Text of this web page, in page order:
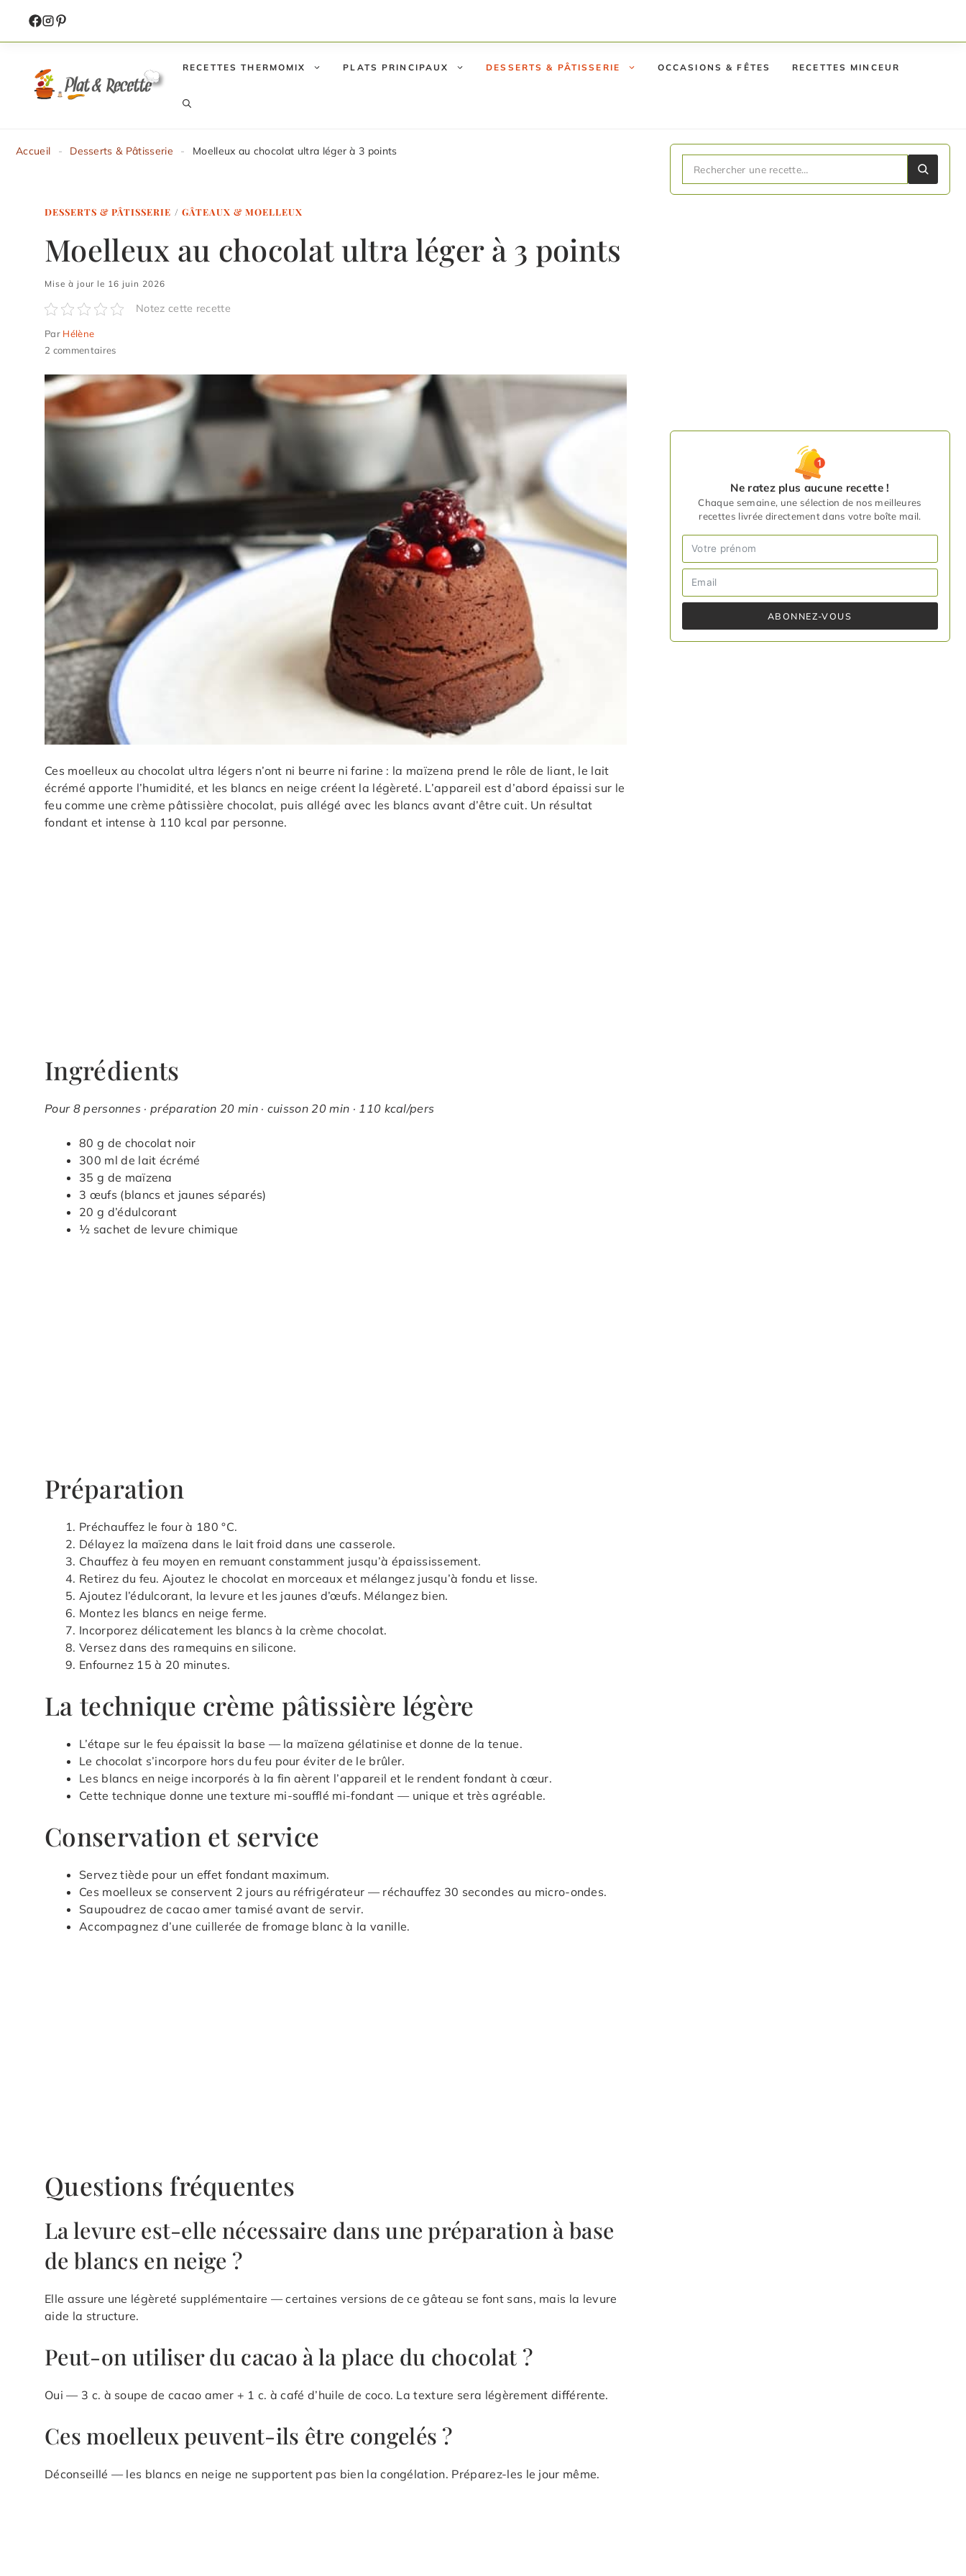
contenu
RECETTES THERMOMIX PLATS PRINCIPAUX DESSERTS & PÂTISSERIE OCCASIONS & FÊTES RECETTES MINCEUR
Accueil - Desserts & Pâtisserie - Moelleux au chocolat ultra léger à 3 points
DESSERTS & PÂTISSERIE / GÂTEAUX & MOELLEUX
Moelleux au chocolat ultra léger à 3 points
Mise à jour le 16 juin 2026
Notez cette recette
Par Hélène
2 commentaires
Ces moelleux au chocolat ultra légers n’ont ni beurre ni farine : la maïzena prend le rôle de liant, le lait
écrémé apporte l’humidité, et les blancs en neige créent la légèreté. L’appareil est d’abord épaissi sur le
feu comme une crème pâtissière chocolat, puis allégé avec les blancs avant d’être cuit. Un résultat
fondant et intense à 110 kcal par personne.
Ingrédients
Pour 8 personnes · préparation 20 min · cuisson 20 min · 110 kcal/pers
80 g de chocolat noir
300 ml de lait écrémé
35 g de maïzena
3 œufs (blancs et jaunes séparés)
20 g d’édulcorant
½ sachet de levure chimique
Préparation
Préchauffez le four à 180 °C.
Délayez la maïzena dans le lait froid dans une casserole.
Chauffez à feu moyen en remuant constamment jusqu’à épaississement.
Retirez du feu. Ajoutez le chocolat en morceaux et mélangez jusqu’à fondu et lisse.
Ajoutez l’édulcorant, la levure et les jaunes d’œufs. Mélangez bien.
Montez les blancs en neige ferme.
Incorporez délicatement les blancs à la crème chocolat.
Versez dans des ramequins en silicone.
Enfournez 15 à 20 minutes.
La technique crème pâtissière légère
L’étape sur le feu épaissit la base — la maïzena gélatinise et donne de la tenue.
Le chocolat s’incorpore hors du feu pour éviter de le brûler.
Les blancs en neige incorporés à la fin aèrent l’appareil et le rendent fondant à cœur.
Cette technique donne une texture mi-soufflé mi-fondant — unique et très agréable.
Conservation et service
Servez tiède pour un effet fondant maximum.
Ces moelleux se conservent 2 jours au réfrigérateur — réchauffez 30 secondes au micro-ondes.
Saupoudrez de cacao amer tamisé avant de servir.
Accompagnez d’une cuillerée de fromage blanc à la vanille.
Questions fréquentes
La levure est-elle nécessaire dans une préparation à base
de blancs en neige ?
Elle assure une légèreté supplémentaire — certaines versions de ce gâteau se font sans, mais la levure
aide la structure.
Peut-on utiliser du cacao à la place du chocolat ?
Oui — 3 c. à soupe de cacao amer + 1 c. à café d’huile de coco. La texture sera légèrement différente.
Ces moelleux peuvent-ils être congelés ?
Déconseillé — les blancs en neige ne supportent pas bien la congélation. Préparez-les le jour même.
Ne ratez plus aucune recette !
Chaque semaine, une sélection de nos meilleures
recettes livrée directement dans votre boîte mail.
ABONNEZ-VOUS